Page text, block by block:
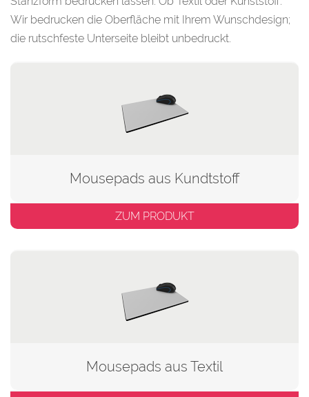
Wir bedrucken die Oberfläche mit Ihrem Wunschdesign;
die rutschfeste Unterseite bleibt unbedruckt.
Mousepads aus Kundtstoff
ZUM PRODUKT
Mousepads aus Textil